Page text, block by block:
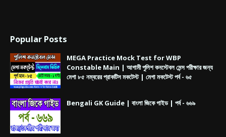
Popular Posts
MEGA Practice Mock Test for WBP
Constable Main | আগামী পুলিশ কনস্টেবল মেন্স পরীক্ষার জন্য
মেগা ৮৫ নম্বরের প্রাকটিস মকটেস্ট | মেগা মকটেস্ট পর্ব - ৬৫
Bengali GK Guide | বাংলা জিকে গাইড | পর্ব - ৬৬৯